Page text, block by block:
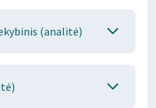
(analitė)